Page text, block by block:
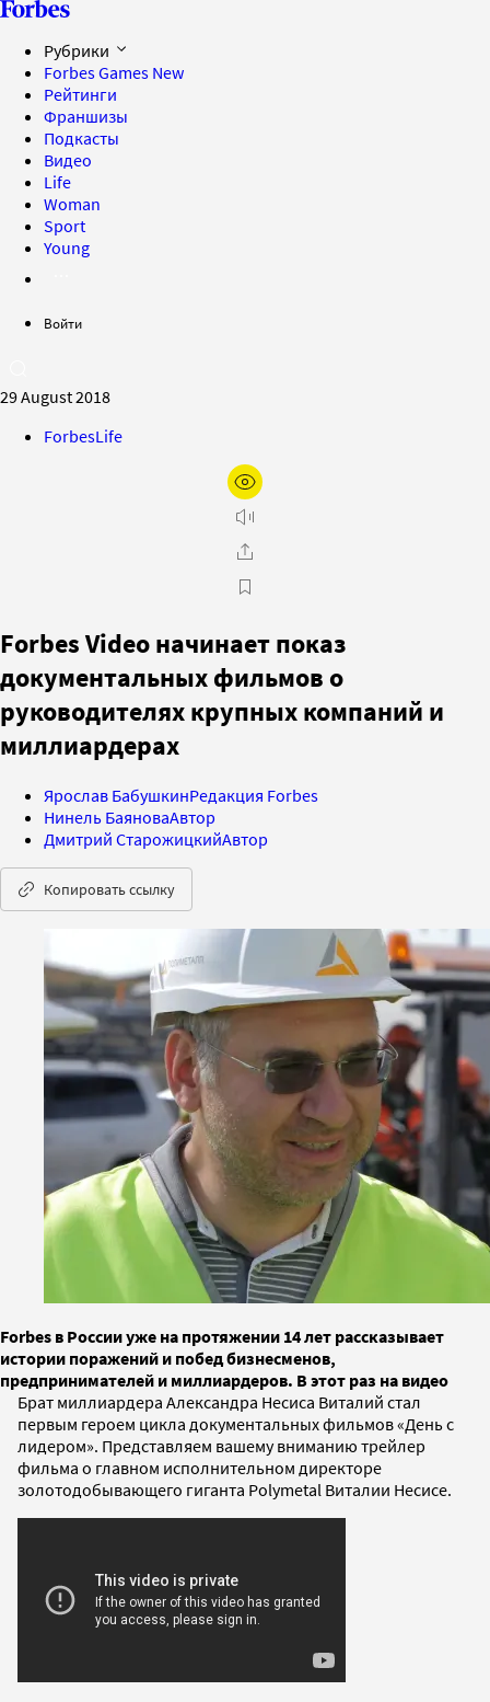
Рубрики
Forbes Games New
Рейтинги
Франшизы
Подкасты
Видео
Life
Woman
Sport
Young
Войти
29 August 2018
ForbesLife
Forbes Video начинает показ
документальных фильмов о
руководителях крупных компаний и
миллиардерах
Ярослав БабушкинРедакция Forbes
Нинель БаяноваАвтор
Дмитрий СтарожицкийАвтор
Копировать ссылку
Forbes в России уже на протяжении 14 лет рассказывает
истории поражений и побед бизнесменов,
предпринимателей и миллиардеров. В этот раз на видео
Брат миллиардера Александра Несиса Виталий стал
первым героем цикла документальных фильмов «День с
лидером». Представляем вашему вниманию трейлер
фильма о главном исполнительном директоре
золотодобывающего гиганта Polymetal Виталии Несисе.